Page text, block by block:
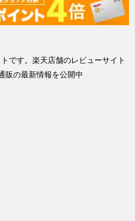
です。楽天店舗のレビューサイト
販の最新情報を公開中